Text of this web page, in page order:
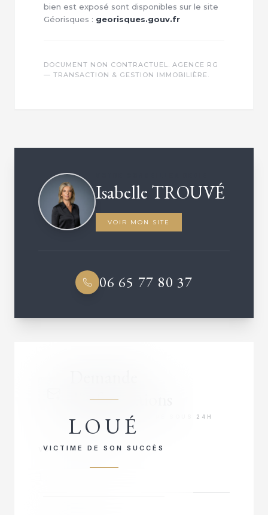
bien est exposé sont disponibles sur le site
Géorisques : georisques.gouv.fr
DOCUMENT NON CONTRACTUEL. AGENCE RG
— TRANSACTION & GESTION IMMOBILIÈRE.
Isabelle TROUVÉ
VOIR MON SITE
06 65 77 80 37
LOUÉ
VICTIME DE SON SUCCÈS
d'informations
RÉPONSE PRIORITAIRE SOUS 24H
VOTRE NOM COMPLET